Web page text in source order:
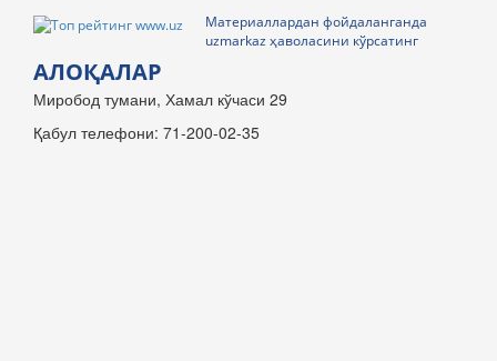
Материаллардан фойдаланганда
uzmarkaz ҳаволасини кўрсатинг
АЛОҚАЛАР
Миробод тумани, Хамал кўчаси 29
Қабул телефони: 71-200-02-35